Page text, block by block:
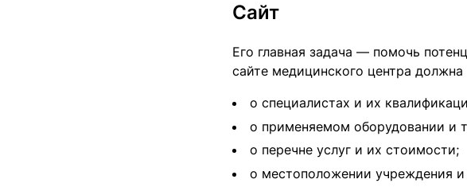
Сайт
Его главная задача — помочь
сайте медицинского центра
о специалистах и их
о применяемом оборудовании и
о перечне услуг и их стоимости;
о местоположении учреждения и